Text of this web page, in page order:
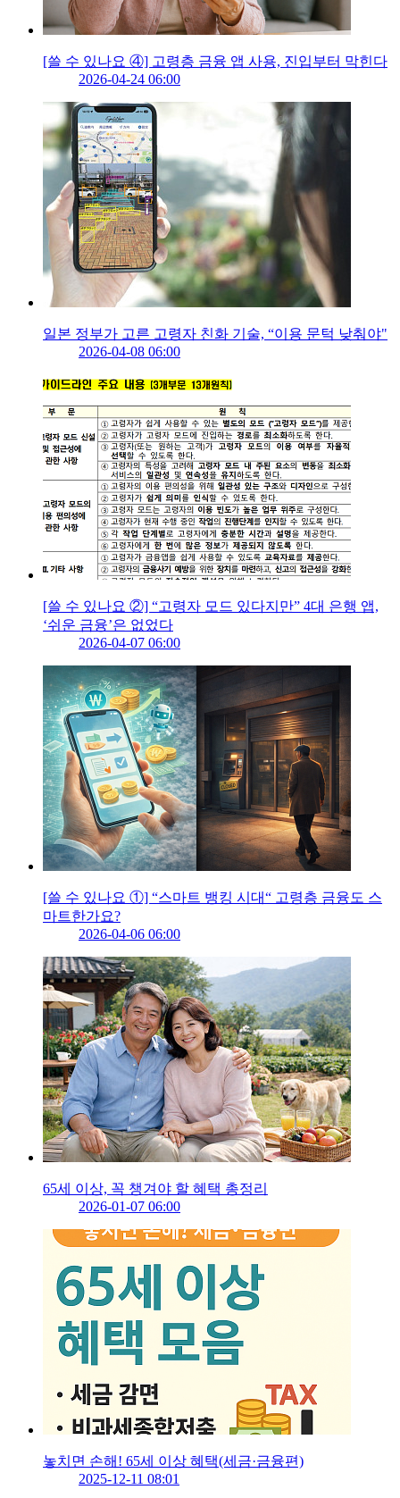
[쓸 수 있나요 ④] 고령층 금융 앱 사용, 진입부터 막힌다
2026-04-24 06:00
일본 정부가 고른 고령자 친화 기술, “이용 문턱 낮춰야"
2026-04-08 06:00
[쓸 수 있나요 ②] “고령자 모드 있다지만” 4대 은행 앱,
‘쉬운 금융’은 없었다
2026-04-07 06:00
[쓸 수 있나요 ①] “스마트 뱅킹 시대“ 고령층 금융도 스
마트한가요?
2026-04-06 06:00
65세 이상, 꼭 챙겨야 할 혜택 총정리
2026-01-07 06:00
놓치면 손해! 65세 이상 혜택(세금·금융편)
2025-12-11 08:01